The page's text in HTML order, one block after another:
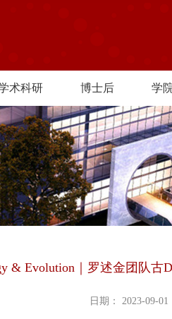
术科研 博士后 学
& Evolution｜罗述金团队
日期： 2023-09-01